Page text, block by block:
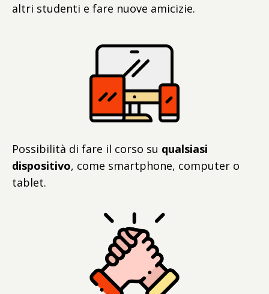
altri studenti e fare nuove amicizie.
Possibilità di fare il corso su qualsiasi
dispositivo, come smartphone, computer o
tablet.